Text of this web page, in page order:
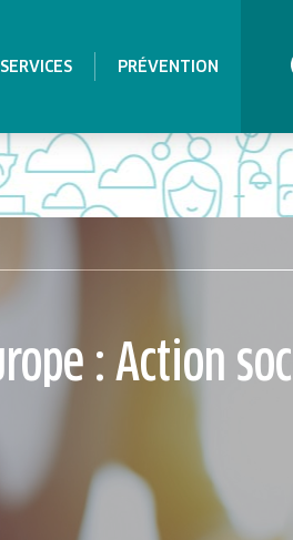
SERVICES PRÉVENTION
: Action